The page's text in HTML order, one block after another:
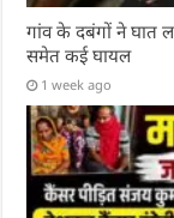
गांव के दबंगों ने घात
समेत कई घायल
1 week ago